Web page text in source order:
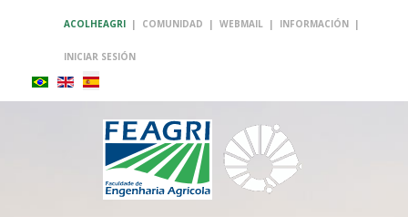
ACOLHEAGRI | COMUNIDAD | WEBMAIL | INFORMACIÓN |
INICIAR SESIÓN